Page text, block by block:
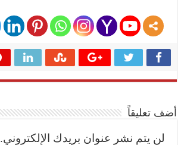
أضف تعليقاً
لن يتم نشر عنوان بريدك الإلكتروني.